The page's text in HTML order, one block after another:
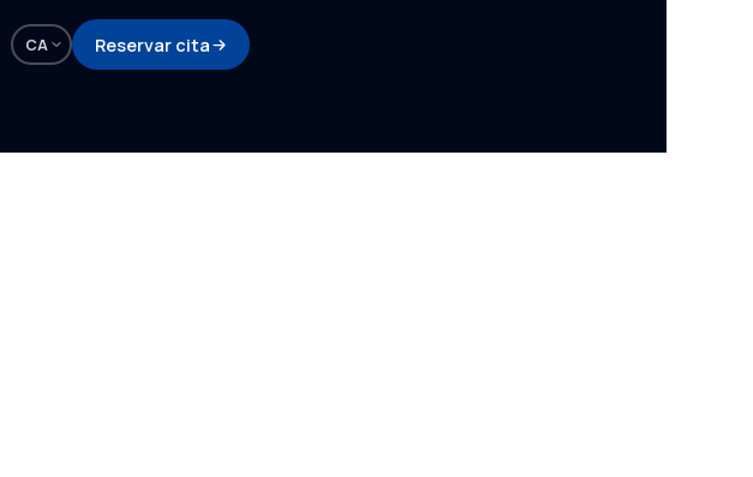
CA Reservar cita